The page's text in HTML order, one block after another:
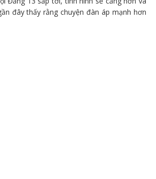
đây thấy rằng chuyện đàn áp mạnh hơn